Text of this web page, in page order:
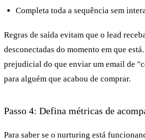
Completa toda a sequência sem
Regras de saída evitam que o lead
desconectadas do momento em que
prejudicial do que enviar um email de
para alguém que acabou de comprar.
Passo 4: Defina métricas de
Para saber se o nurturing está